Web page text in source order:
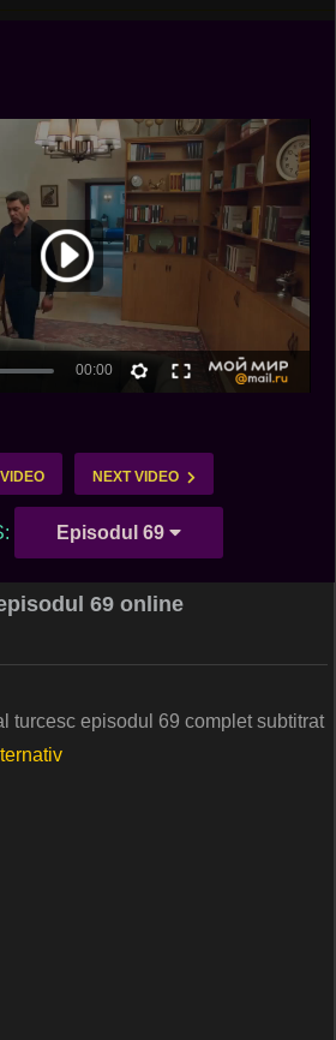
NEXT VIDEO
Episodul 69
69 online
turcesc episodul 69 complet subtitrat